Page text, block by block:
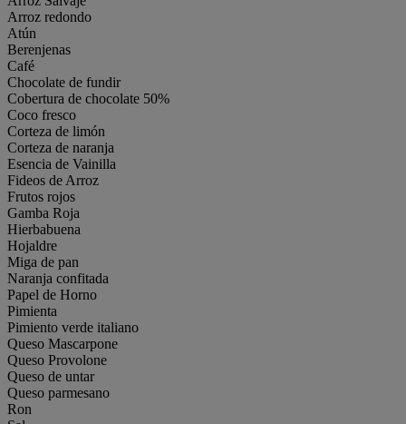
Arroz redondo
Atún
Berenjenas
Café
Chocolate de fundir
Cobertura de chocolate 50%
Coco fresco
Corteza de limón
Corteza de naranja
Esencia de Vainilla
Fideos de Arroz
Frutos rojos
Gamba Roja
Hierbabuena
Hojaldre
Miga de pan
Naranja confitada
Papel de Horno
Pimienta
Pimiento verde italiano
Queso Mascarpone
Queso Provolone
Queso de untar
Queso parmesano
Ron